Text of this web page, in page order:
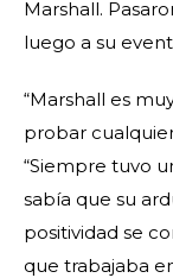
Marshall.
luego a su
“Marshall es
probar
“Siempre tuvo
sabía que su
positividad se
que trabajaba